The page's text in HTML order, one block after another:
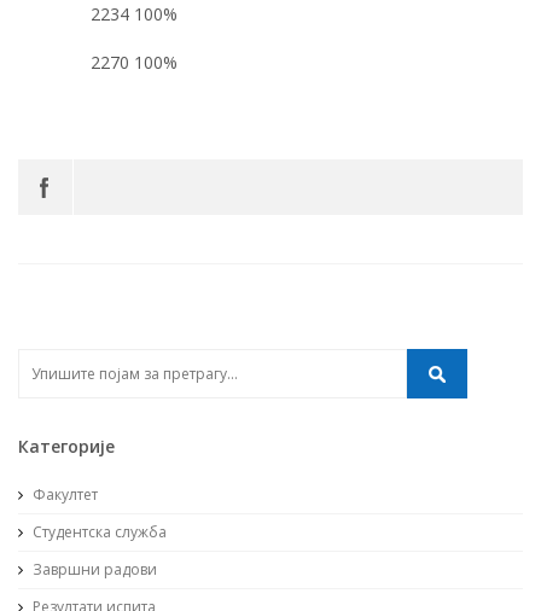
2234 100%
2270 100%
Категорије
Факултет
Студентска служба
Завршни радови
Резултати испита